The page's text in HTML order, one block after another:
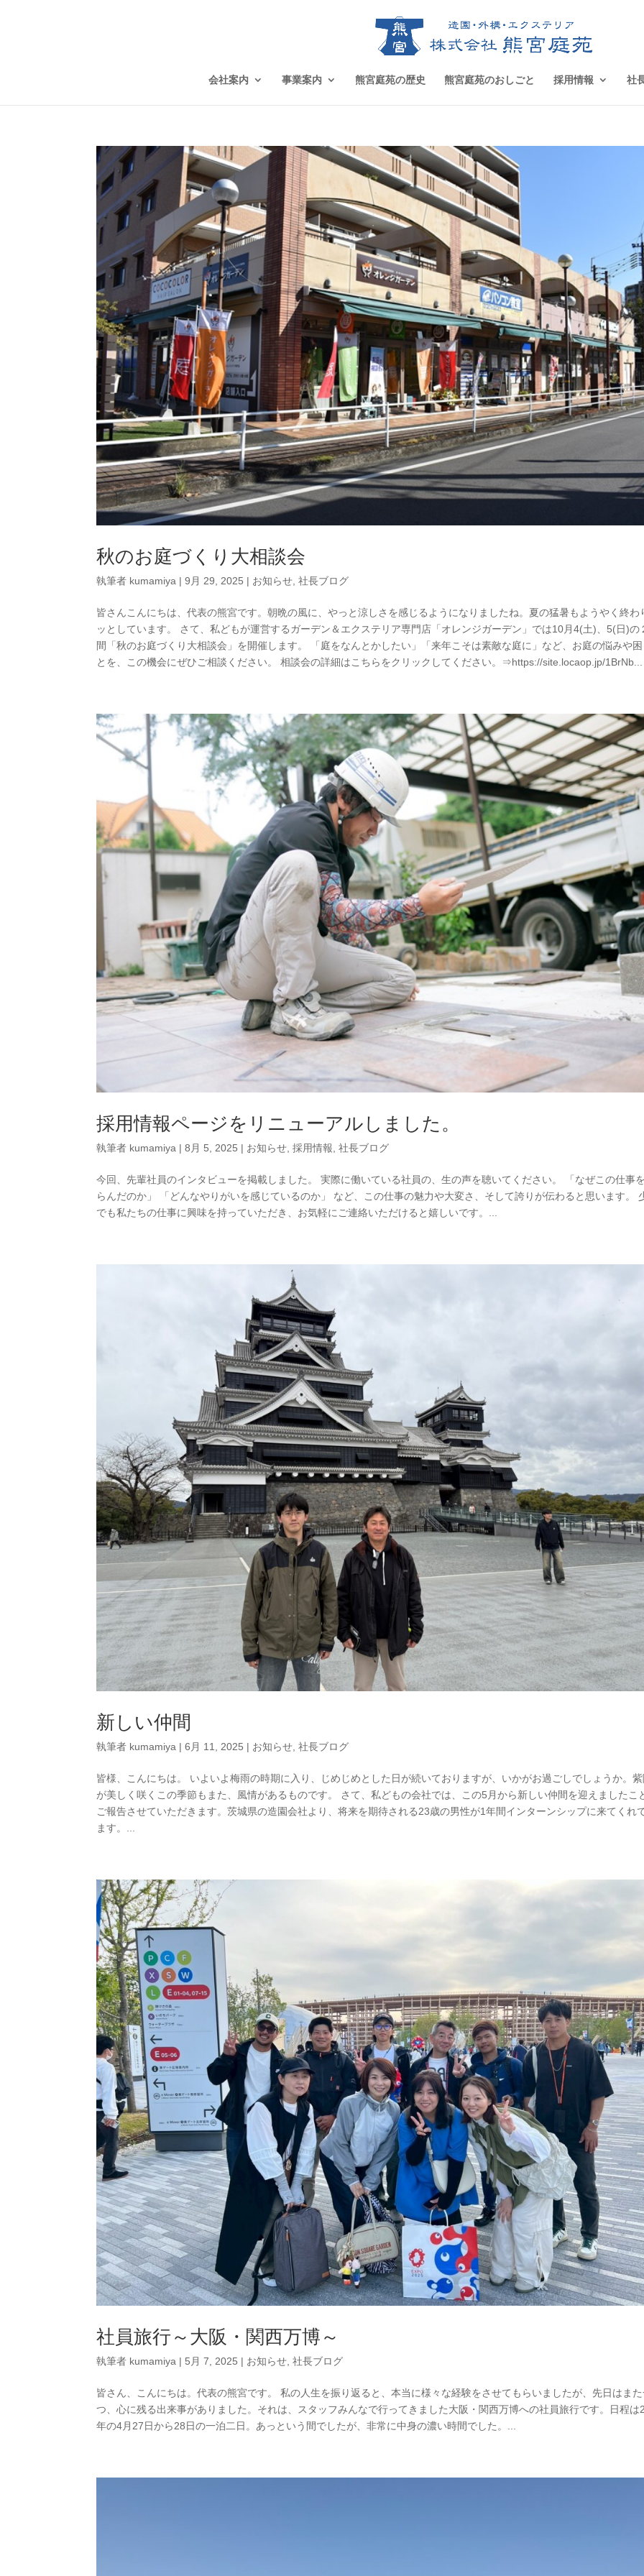
会社案内 事業案内 熊宮庭苑の歴史 熊宮庭苑のおしごと 採用情報 社
秋のお庭づくり大相談会
執筆者 kumamiya |9月 29, 2025 | お知らせ ,社長ブログ
皆さんこんにちは、代表の熊宮です。朝晩の風に、やっと涼しさを感じるようになりましたね。夏の猛暑もようやく終わ
ッとしています。 さて、私どもが運営するガーデン＆エクステリア専門店「オレンジガーデン」では10月4(土)、5(日)の
間「秋のお庭づくり大相談会」を開催します。 「庭をなんとかしたい」「来年こそは素敵な庭に」など、お庭の悩みや
とを、この機会にぜひご相談ください。 相談会の詳細はこちらをクリックしてください。⇒https://site.locaop.jp/1BrNb...
採用情報ページをリニューアルしました。
執筆者 kumamiya |8月 5, 2025 | お知らせ ,採用情報 ,社長ブログ
今回、先輩社員のインタビューを掲載しました。 実際に働いている社員の、生の声を聴いてください。 「なぜこの仕事
らんだのか」 「どんなやりがいを感じているのか」 など、この仕事の魅力や大変さ、そして誇りが伝わると思います。
でも私たちの仕事に興味を持っていただき、お気軽にご連絡いただけると嬉しいです。...
新しい仲間
執筆者 kumamiya |6月 11, 2025 | お知らせ ,社長ブログ
皆様、こんにちは。 いよいよ梅雨の時期に入り、じめじめとした日が続いておりますが、いかがお過ごしでしょうか。
が美しく咲くこの季節もまた、風情があるものです。 さて、私どもの会社では、この5月から新しい仲間を迎えましたこ
ご報告させていただきます。茨城県の造園会社より、将来を期待される23歳の男性が1年間インターンシップに来てくれ
ます。...
社員旅行～大阪・関西万博～
執筆者 kumamiya | 5月 7, 2025 | お知らせ,社長ブログ
皆さん、こんにちは。代表の熊宮です。 私の人生を振り返ると、本当に様々な経験をさせてもらいましたが、先日はま
つ、心に残る出来事がありました。それは、スタッフみんなで行ってきました大阪・関西万博への社員旅行です。日程は
年の4月27日から28日の一泊二日。あっという間でしたが、非常に中身の濃い時間でした。...